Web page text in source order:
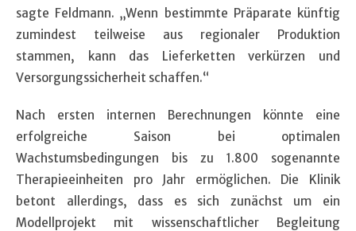
sagte Feldmann. „Wenn bestimmte Präparate künftig
zumindest teilweise aus regionaler Produktion
stammen, kann das Lieferketten verkürzen und
Versorgungssicherheit schaffen.“
Nach ersten internen Berechnungen könnte eine
erfolgreiche Saison bei optimalen
Wachstumsbedingungen bis zu 1.800 sogenannte
Therapieeinheiten pro Jahr ermöglichen. Die Klinik
betont allerdings, dass es sich zunächst um ein
Modellprojekt mit wissenschaftlicher Begleitung